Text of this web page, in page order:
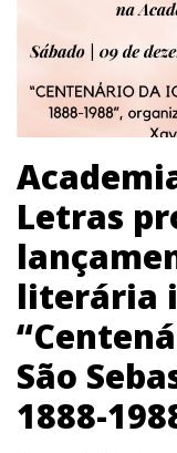
Letras
literária
São
1888-